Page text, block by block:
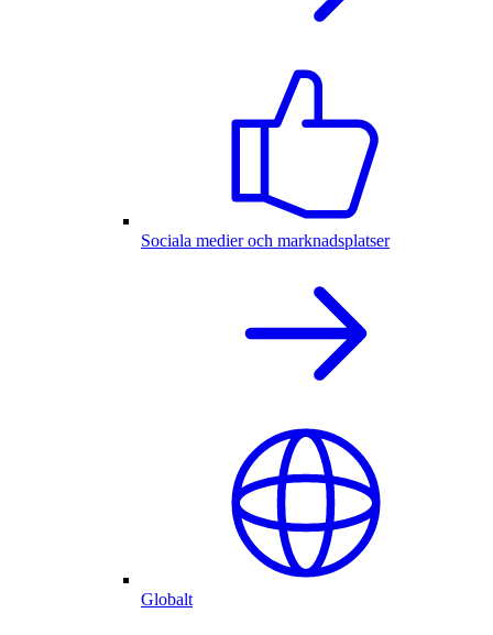
Sociala medier och marknadsplatser
Globalt